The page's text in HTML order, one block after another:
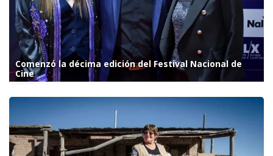
Comenzó la décima edición del Festival Nacional de
Cine